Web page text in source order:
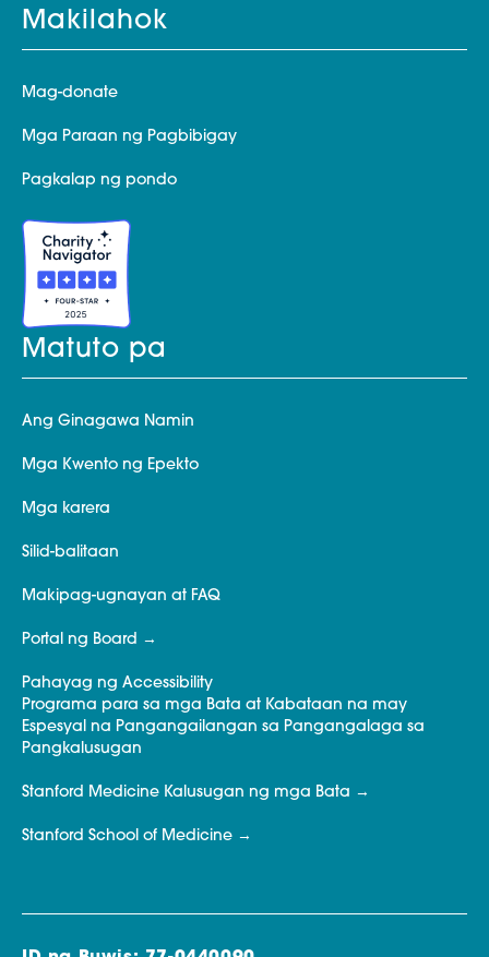
Makilahok
Mag-donate
Mga Paraan ng Pagbibigay
Pagkalap ng pondo
Matuto pa
Ang Ginagawa Namin
Mga Kwento ng Epekto
Mga karera
Silid-balitaan
Makipag-ugnayan at FAQ
Portal ng Board
Pahayag ng Accessibility
Programa para sa mga Bata at Kabataan na may
Espesyal na Pangangailangan sa Pangangalaga sa
Pangkalusugan
Stanford Medicine Kalusugan ng mga Bata
Stanford School of Medicine